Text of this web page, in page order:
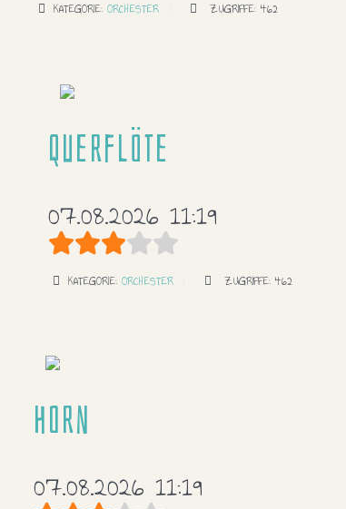
KATEGORIE: ORCHESTER ZUGRIFFE: 462
Querflöte
07.08.2026 11:19
Bewertung: 3/
KATEGORIE: ORCHESTER ZUGRIFFE: 462
Horn
07.08.2026 11:19